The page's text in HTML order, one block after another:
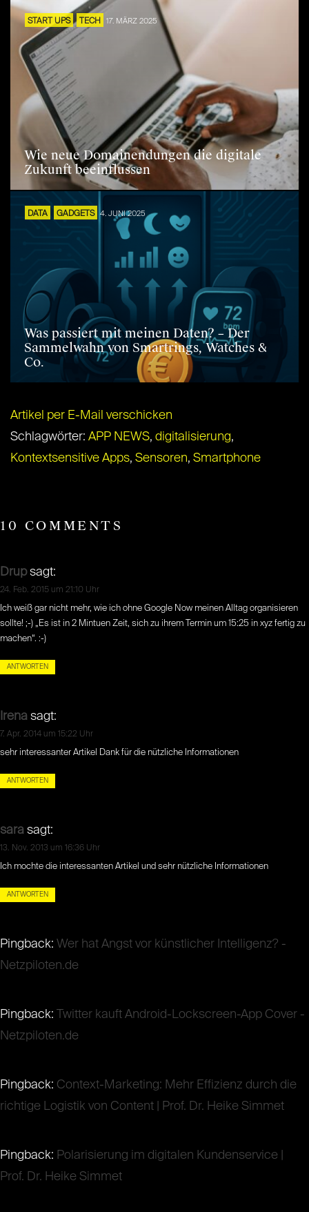
START UPS TECH 17. MÄRZ 2025
Wie neue Domainendungen die digitale
Zukunft beeinflussen
DATA GADGETS 4. JUNI 2025
Was passiert mit meinen Daten? – Der
Sammelwahn von Smartrings, Watches &
Co.
Artikel per E-Mail verschicken
Schlagwörter: APP NEWS, digitalisierung,
Kontextsensitive Apps, Sensoren, Smartphone
10 COMMENTS
Drup sagt:
24. Feb. 2015 um 21:10 Uhr
Ich weiß gar nicht mehr, wie ich ohne Google Now meinen Alltag organisieren
sollte! ;-) „Es ist in 2 Mintuen Zeit, sich zu ihrem Termin um 15:25 in xyz fertig zu
machen“. :-)
ANTWORTEN
Irena sagt:
7. Apr. 2014 um 15:22 Uhr
sehr interessanter Artikel Dank für die nützliche Informationen
ANTWORTEN
sara sagt:
13. Nov. 2013 um 16:36 Uhr
Ich mochte die interessanten Artikel und sehr nützliche Informationen
ANTWORTEN
Pingback: Wer hat Angst vor künstlicher Intelligenz? -
Netzpiloten.de
Pingback:
Twitter kauft Android-Lockscreen-App Cover -
Netzpiloten.de
Pingback: Context-Marketing: Mehr Effizienz durch die
richtige Logistik von Content | Prof. Dr. Heike Simmet
Pingback: Polarisierung im digitalen Kundenservice |
Prof. Dr. Heike Simmet